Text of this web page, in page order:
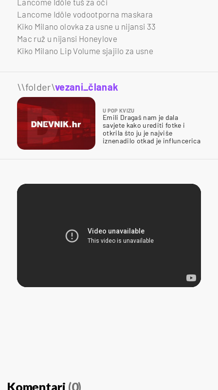
Lancome Idôle vodootporna maskara
Kiko Milano olovka za usne u nijansi 33
Mac ruž u nijansi Honeylove
Kiko Milano Lip Volume sjajilo za usne
\\folder\vezani_članak
U POP KVIZU
Emili Dragaš nam je dala
savjete kako urediti fotke i
otkrila što ju je najviše
iznenadilo otkad je influncerica